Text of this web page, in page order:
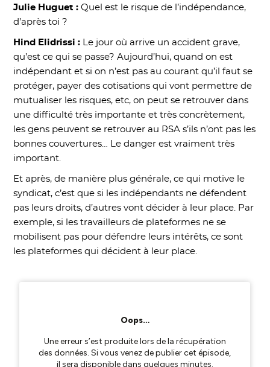
Julie Huguet : Quel est le risque de l’indépendance,
d’après toi ?
Hind Elidrissi : Le jour où arrive un accident grave,
qu’est ce qui se passe? Aujourd’hui, quand on est
indépendant et si on n’est pas au courant qu’il faut se
protéger, payer des cotisations qui vont permettre de
mutualiser les risques, etc, on peut se retrouver dans
une difficulté très importante et très concrètement,
les gens peuvent se retrouver au RSA s’ils n’ont pas les
bonnes couvertures… Le danger est vraiment très
important.
Et après, de manière plus générale, ce qui motive le
syndicat, c’est que si les indépendants ne défendent
pas leurs droits, d’autres vont décider à leur place. Par
exemple, si les travailleurs de plateformes ne se
mobilisent pas pour défendre leurs intérêts, ce sont
les plateformes qui décident à leur place.